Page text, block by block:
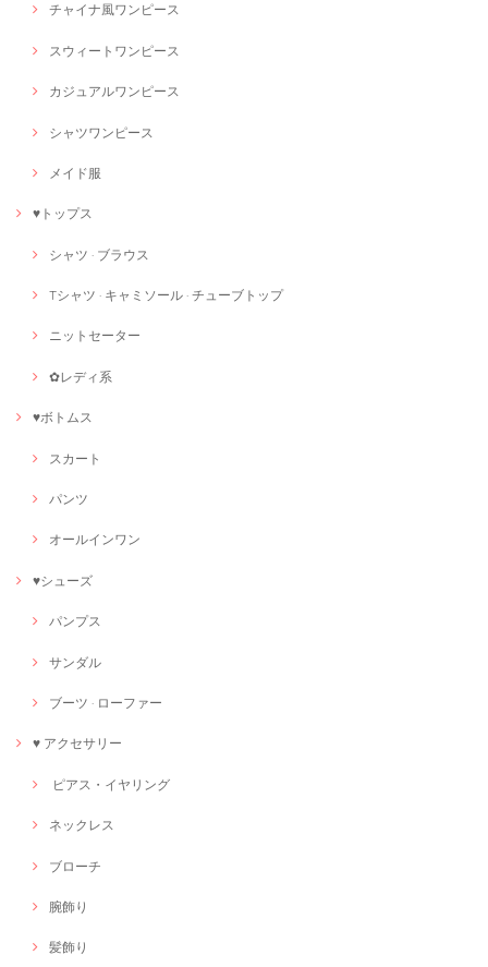
チャイナ風ワンピース
スウィートワンピース
カジュアルワンピース
シャツワンピース
メイド服
♥トップス
シャツ · ブラウス
Tシャツ · キャミソール · チューブトップ
ニットセーター
✿レディ系
♥ボトムス
スカート
パンツ
オールインワン
♥シューズ
パンプス
サンダル
ブーツ · ローファー
♥ アクセサリー
ピアス・イヤリング
ネックレス
ブローチ
腕飾り
髪飾り